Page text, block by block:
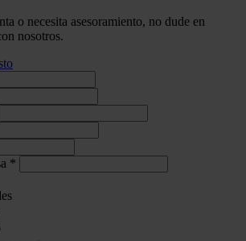
o necesita asesoramiento, no dude en
nosotros.
*